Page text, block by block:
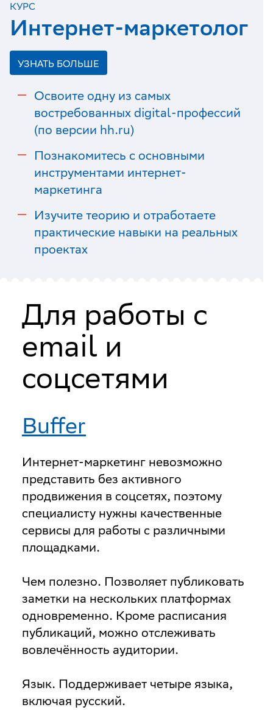
КУРС
Интернет-маркетолог
УЗНАТЬ БОЛЬШЕ
Освоите одну из самых
востребованных digital-профессий
(по версии hh.ru)
Познакомитесь с основными
инструментами интернет-
маркетинга
Изучите теорию и отработаете
практические навыки на реальных
проектах
Для работы с
email и
соцсетями
Buffer
Интернет-маркетинг невозможно
представить без активного
продвижения в соцсетях, поэтому
специалисту нужны качественные
сервисы для работы с различными
площадками.
Чем полезно. Позволяет публиковать
заметки на нескольких платформах
одновременно. Кроме расписания
публикаций, можно отслеживать
вовлечённость аудитории.
Язык. Поддерживает четыре языка,
включая русский.